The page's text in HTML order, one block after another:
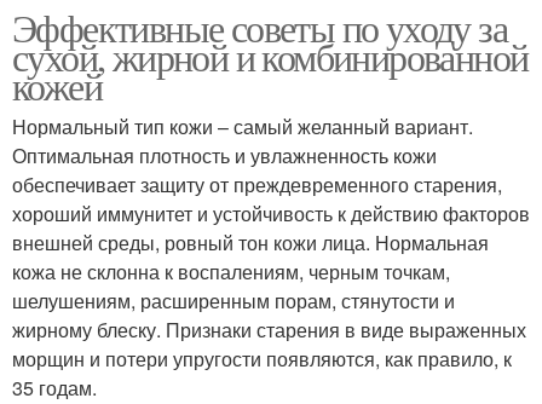
Эффективные советы по уходу за
сухой, жирной и комбинированной
кожей
Нормальный тип кожи – самый желанный вариант.
Оптимальная плотность и увлажненность кожи
обеспечивает защиту от преждевременного старения,
хороший иммунитет и устойчивость к действию факторов
внешней среды, ровный тон кожи лица. Нормальная
кожа не склонна к воспалениям, черным точкам,
шелушениям, расширенным порам, стянутости и
жирному блеску. Признаки старения в виде выраженных
морщин и потери упругости появляются, как правило, к
35 годам.